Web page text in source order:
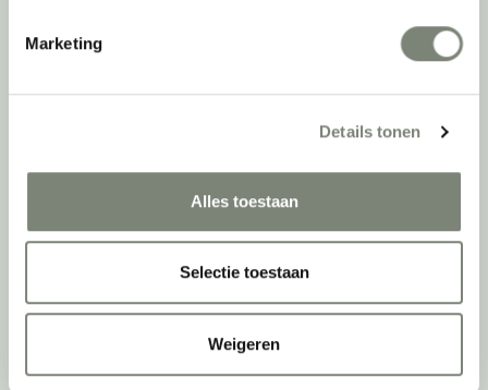
Marketing
Details tonen
Alles toestaan
Selectie toestaan
Weigeren
Over deprojectinrichter
passie en enthousiasme in om juist dat voor onze klanten te
met het oog op nu; dankzij ons duurzame en circulaire karakter
kijken we ook naar de toekomst. Naar hoe we werkomgevingen een
keer actief te kijken naar de duurzaamste optie.
Belangrijke categorieën
Ergonomische bureaustoelen
Zitsta bureaus